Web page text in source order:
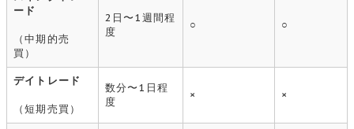
ード
（中期的売
買）
2日〜1週間程
度
○ ○
デイトレード
（短期売買）
数分〜1日程
度
× ×